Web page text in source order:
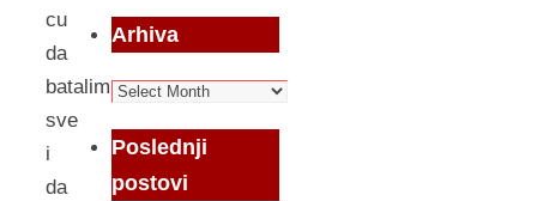
cu
da
batalim
sve
i
da
Arhiva
Arhiva
Poslednji
postovi